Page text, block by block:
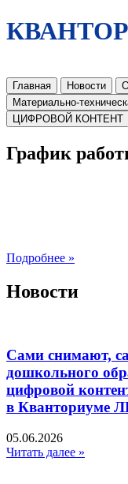
Главная Новости
Материально-
ЦИФРОВОЙ КОНТЕНТ
График
Подробнее »
Новости
Сами снимают,
дошкольного
цифровой
в Кванториуме
05.06.2026
Читать далее »